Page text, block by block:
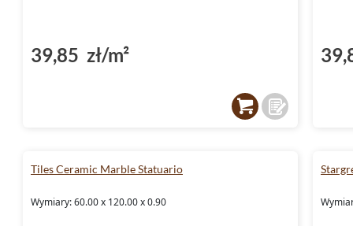
39,85 zł/m²
Tiles Ceramic Marble Statuario
Wymiary: 60.00 x 120.00 x 0.90